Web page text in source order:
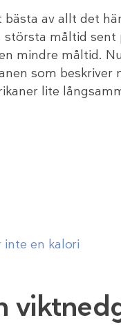
av allt det
måltid
mindre måltid.
som
lite
inte en kalori